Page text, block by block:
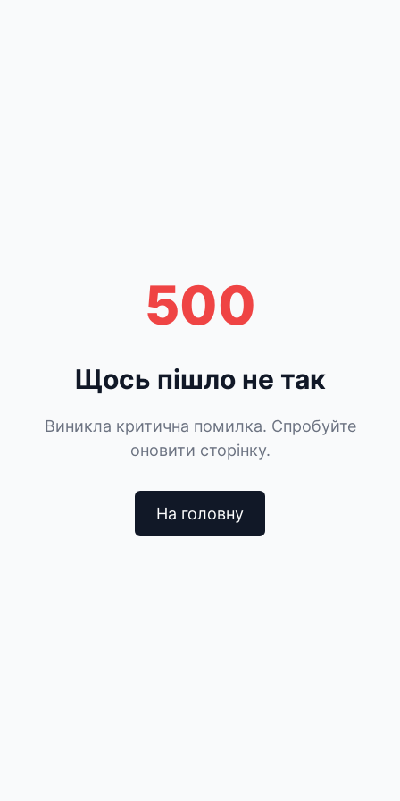
500
Щось пішло не так
Виникла критична помилка. Спробуйте
оновити сторінку.
На головну